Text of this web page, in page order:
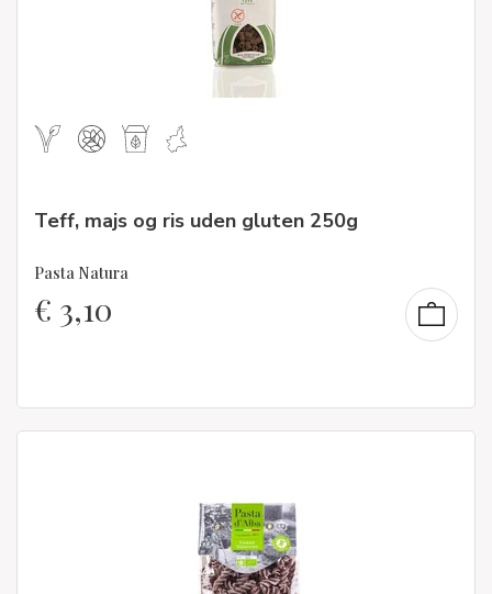
Teff, majs og ris uden gluten 250g
Pasta Natura
€ 3,10